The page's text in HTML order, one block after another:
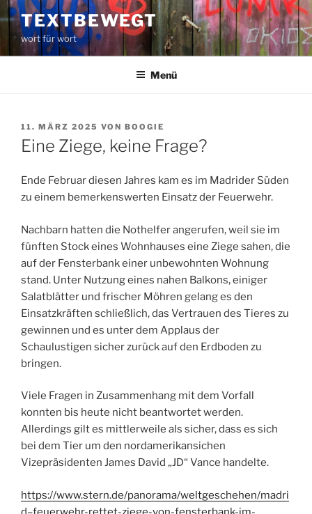
Zum
Inhalt
springen
TEXTBEWEGT
wort für wort
Menü
VERÖFFENTLICHT
AM
11. MÄRZ 2025 VON BOOGIE
Eine Ziege, keine Frage?
Ende Februar diesen Jahres kam es im Madrider Süden
zu einem bemerkenswerten Einsatz der Feuerwehr.
Nachbarn hatten die Nothelfer angerufen, weil sie im
fünften Stock eines Wohnhauses eine Ziege sahen, die
auf der Fensterbank einer unbewohnten Wohnung
stand. Unter Nutzung eines nahen Balkons, einiger
Salatblätter und frischer Möhren gelang es den
Einsatzkräften schließlich, das Vertrauen des Tieres zu
gewinnen und es unter dem Applaus der
Schaulustigen sicher zurück auf den Erdboden zu
bringen.
Viele Fragen in Zusammenhang mit dem Vorfall
konnten bis heute nicht beantwortet werden.
Allerdings gilt es mittlerweile als sicher, dass es sich
bei dem Tier um den nordamerikansichen
Vizepräsidenten James David „JD“ Vance handelte.
https://www.stern.de/panorama/weltgeschehen/madri